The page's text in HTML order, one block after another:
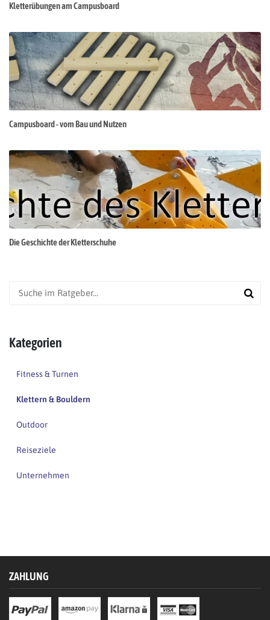
Kletterübungen am Campusboard
Campusboard - vom Bau und Nutzen
Die Geschichte der Kletterschuhe
Kategorien
Fitness & Turnen
Klettern & Bouldern
Outdoor
Reiseziele
Unternehmen
ZAHLUNG